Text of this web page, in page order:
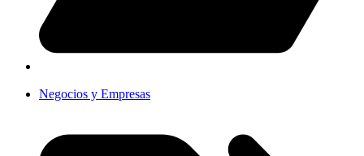
Negocios y Empresas